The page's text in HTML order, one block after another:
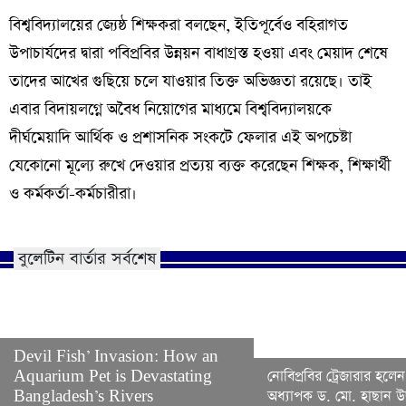
​বিশ্ববিদ্যালয়ের জ্যেষ্ঠ শিক্ষকরা বলছেন, ইতিপূর্বেও বহিরাগত
উপাচার্যদের দ্বারা পবিপ্রবির উন্নয়ন বাধাগ্রস্ত হওয়া এবং মেয়াদ শেষে
তাদের আখের গুছিয়ে চলে যাওয়ার তিক্ত অভিজ্ঞতা রয়েছে। তাই
এবার বিদায়লগ্নে অবৈধ নিয়োগের মাধ্যমে বিশ্ববিদ্যালয়কে
দীর্ঘমেয়াদি আর্থিক ও প্রশাসনিক সংকটে ফেলার এই অপচেষ্টা
যেকোনো মূল্যে রুখে দেওয়ার প্রত্যয় ব্যক্ত করেছেন শিক্ষক, শিক্ষার্থী
ও কর্মকর্তা-কর্মচারীরা।
বুলেটিন বার্তার সর্বশেষ
Devil Fish’ Invasion: How an
Aquarium Pet is Devastating
Bangladesh’s Rivers
নোবিপ্রবির ট্রেজারার
অধ্যাপক ড. মো. হাছান